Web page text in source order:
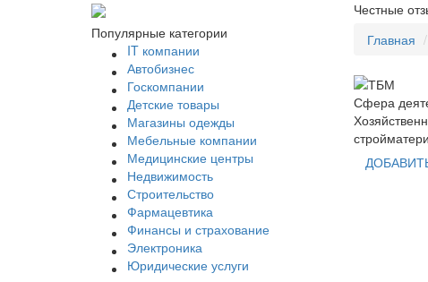
Честные
Популярные категории
IT компании
Автобизнес
Госкомпании
Детские товары
Магазины одежды
Мебельные компании
Медицинские центры
Недвижимость
Строительство
Фармацевтика
Финансы и страхование
Электроника
Юридические услуги
Главная
Сфера